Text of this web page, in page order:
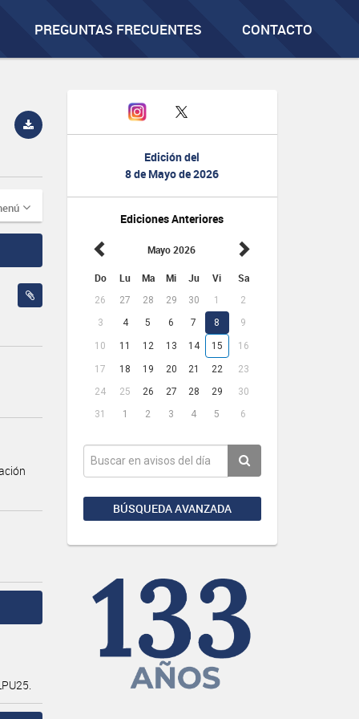
PREGUNTAS FRECUENTES CONTACTO
Edición del
8 de Mayo de 2026
Ediciones Anteriores
Mayo 2026
Do Lu Ma Mi Ju Vi Sa
26 27 28 29 30 1
2
3
4 5 6 7 8 9
10 11 12 13 14 15 16
17 18 19 20 21 22
23
24
25 26 27 28 29
30
31
1 2 3 4 5 6
BÚSQUEDA AVANZADA